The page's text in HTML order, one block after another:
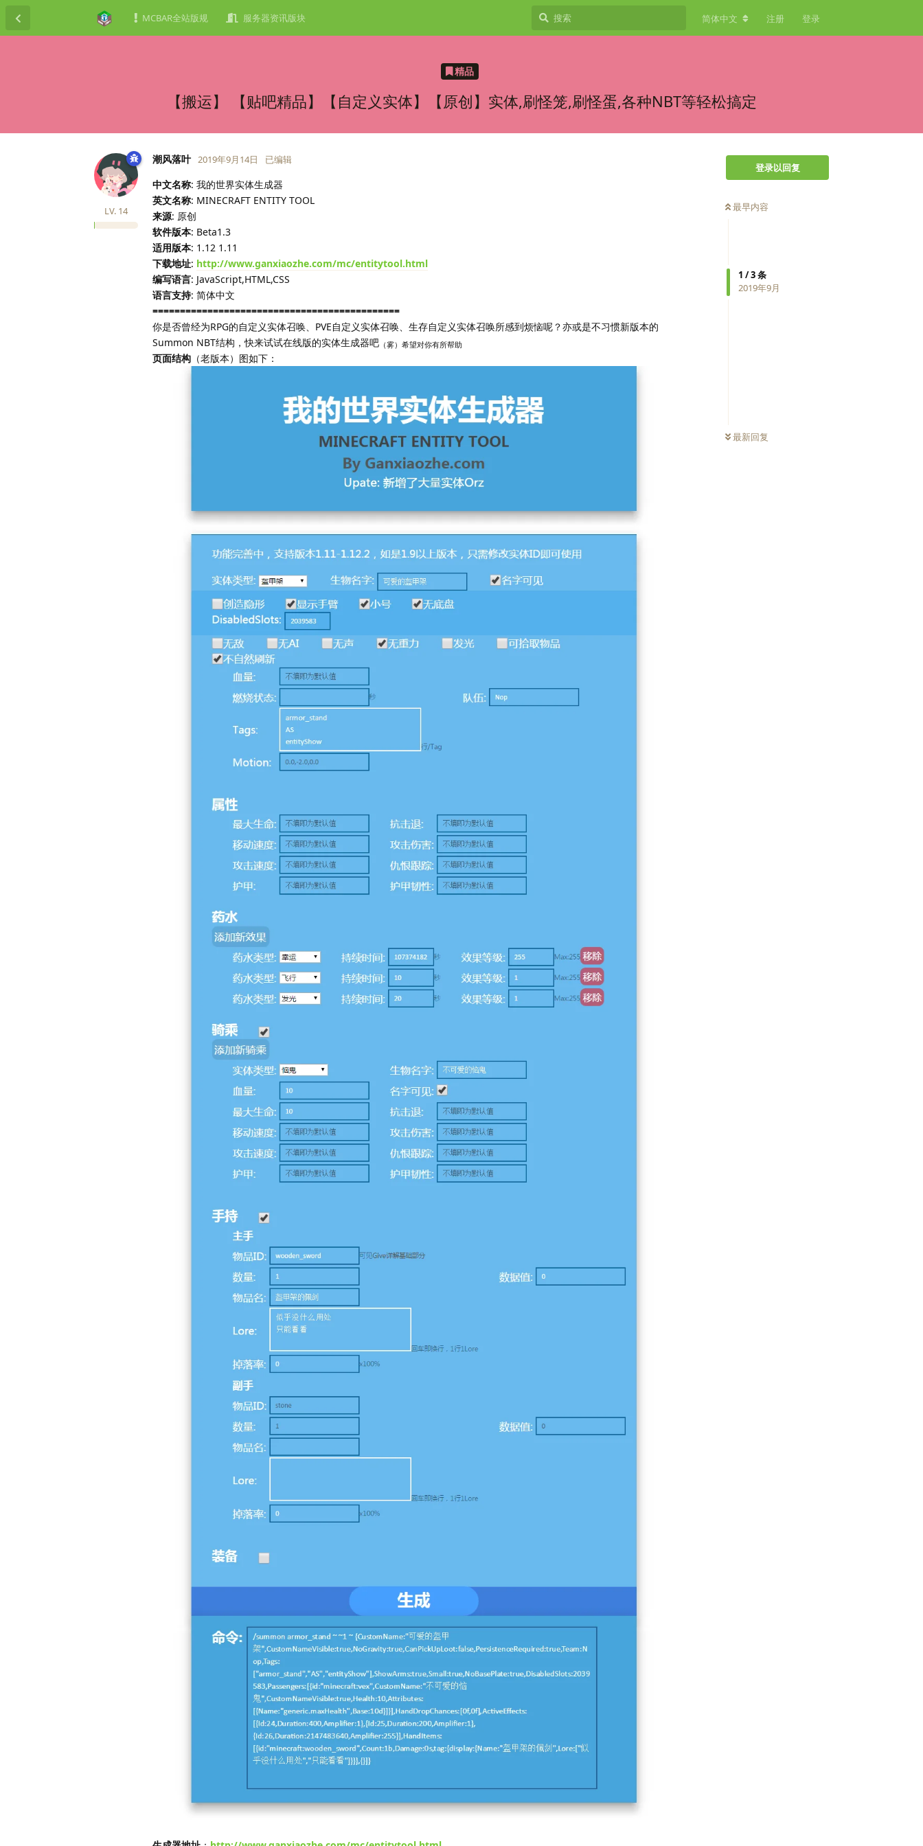
MCBAR全站版规 服务器资讯版块 简体中文 注册 登录
精品
【搬运】 【贴吧精品】【自定义实体】【原创】实体,刷怪笼,刷怪蛋,各种NBT等轻松搞定
登录以回复
最早内容
1 /3条
2019年9月
最新回复
潮风落叶
LV. 14
2019年9月14日 已编辑
中文名称: 我的世界实体生成器
英文名称: MINECRAFT ENTITY TOOL
来源: 原创
软件版本: Beta1.3
适用版本: 1.12 1.11
下载地址: http://www.ganxiaozhe.com/mc/entitytool.html
编写语言: JavaScript,HTML,CSS
语言支持: 简体中文
=============================================
你是否曾经为RPG的自定义实体召唤、PVE自定义实体召唤、生存自定义实体召唤所感到烦恼呢？亦或是不习惯新版本的
Summon NBT结构，快来试试在线版的实体生成器吧 （雾）希望对你有所帮助
页面结构 （老版本）图如下：